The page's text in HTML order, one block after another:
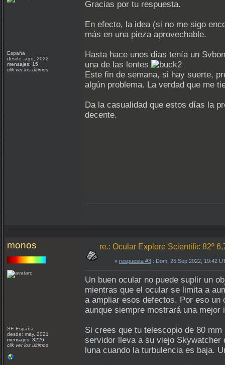
España
desde: ago, 2022
mensajes: 15
clik ver los últimos
Gracias por tu respuesta.
En efecto, la idea (si no me sigo
más en una pieza aprovechable.
Hasta hace unos días tenía un
una de las lentes
Este fin de semana, si hay suerte,
algún problema. La verdad que me
Da la casualidad que estos días la
decente.
monos
SE España
desde: may, 2021
mensajes: 3226
clik ver los últimos
re.: Ocular Explore Scientific 82º
« respuesta #3 : Dom, 25 Sep 2022, 19:42
Un buen ocular no puede suplir un
mientras que el ocular se limita a
a ampliar esos defectos. Por eso un
aunque siempre mostrará una
Si crees que tu telescopio de 80
servidor lleva a su viejo Skywatcher
luna cuando la turbulencia es baja.